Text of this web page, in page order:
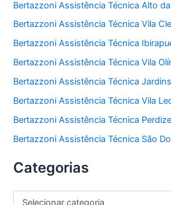
Bertazzoni Assistência Técnica Alto
Bertazzoni Assistência Técnica Vila
Bertazzoni Assistência Técnica
Bertazzoni Assistência Técnica Vila
Bertazzoni Assistência Técnica Jardins
Bertazzoni Assistência Técnica Vila
Bertazzoni Assistência Técnica
Bertazzoni Assistência Técnica São
Categorias
C